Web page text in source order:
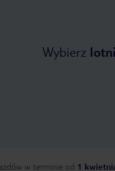
Wybierz
w terminie od 1